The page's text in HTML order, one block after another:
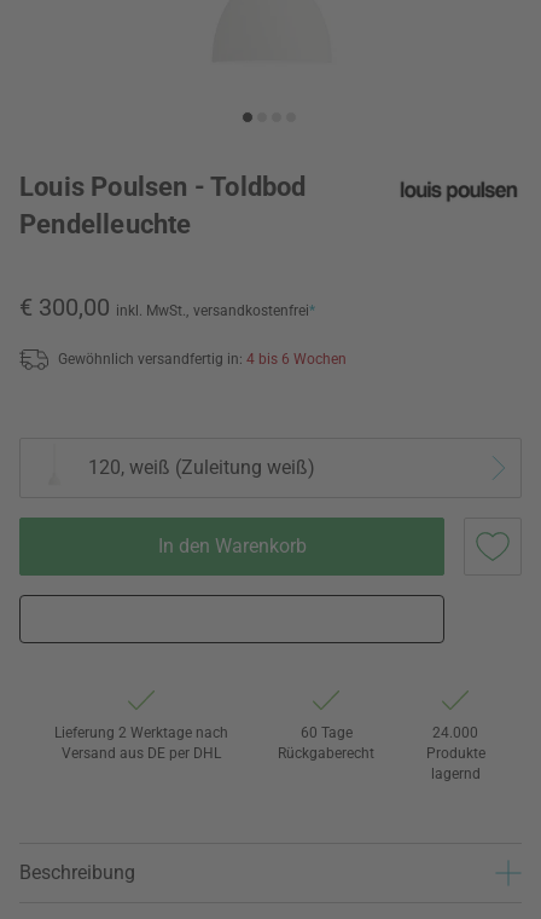
Louis Poulsen - Toldbod
Pendelleuchte
€ 300,00 inkl. MwSt., versandkostenfrei*
Gewöhnlich versandfertig in: 4 bis 6 Wochen
120, weiß (Zuleitung weiß)
In den Warenkorb
Lieferung 2 Werktage nach
Versand aus DE per DHL
60 Tage
Rückgaberecht
24.000
Produkte
lagernd
Beschreibung